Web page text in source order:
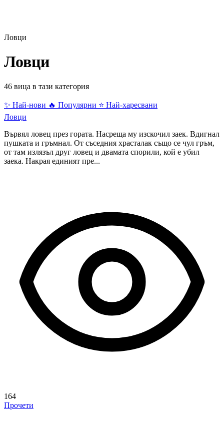
Ловци
Ловци
46 вица в тази категория
✨ Най-нови 🔥 Популярни ⭐ Най-харесвани
Ловци
Вървял ловец през гората. Насреща му изскочил заек. Вдигнал
пушката и гръмнал. От съседния храсталак също се чул гръм,
от там излязъл друг ловец и двамата спорили, кой е убил
заека. Накрая единият пре...
164
Прочети